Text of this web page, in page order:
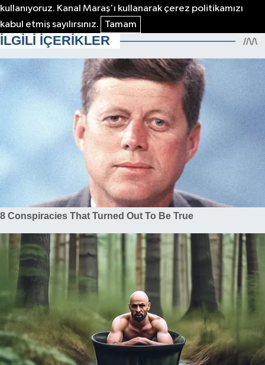
kullanıyoruz. Kanal Maraş'ı kullanarak çerez politikamızı
kabul etmiş sayılırsınız.
Tamam